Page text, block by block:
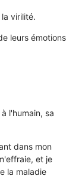
virilité.
leurs émotions
l'humain, sa
dans mon
et je
la maladie